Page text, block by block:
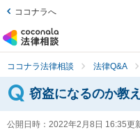
ココナラへ
ココナラ法律相談 法律Q&A
窃盗になるのか教
公開日時： 2022年2月8日 16:35更